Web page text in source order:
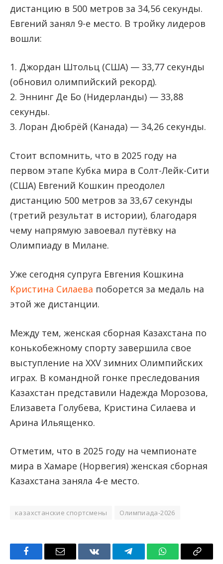
дистанцию в 500 метров за 34,56 секунды.
Евгений занял 9-е место. В тройку лидеров
вошли:
1. Джордан Штольц (США) — 33,77 секунды
(обновил олимпийский рекорд).
2. Эннинг Де Бо (Нидерланды) — 33,88
секунды.
3. Лоран Дюбрёй (Канада) — 34,26 секунды.
Стоит вспомнить, что в 2025 году на
первом этапе Кубка мира в Солт-Лейк-Сити
(США) Евгений Кошкин преодолел
дистанцию 500 метров за 33,67 секунды
(третий результат в истории), благодаря
чему напрямую завоевал путёвку на
Олимпиаду в Милане.
Уже сегодня супруга Евгения Кошкина
Кристина Силаева поборется за медаль на
этой же дистанции.
Между тем, женская сборная Казахстана по
конькобежному спорту завершила свое
выступление на XXV зимних Олимпийских
играх. В командной гонке преследования
Казахстан представили Надежда Морозова,
Елизавета Голубева, Кристина Силаева и
Арина Ильященко.
Отметим, что в 2025 году на чемпионате
мира в Хамаре (Норвегия) женская сборная
Казахстана заняла 4-е место.
казахстанские спортсмены Олимпиада-2026
FacebookEmail VKontakteTelegramWhatsAppCopy